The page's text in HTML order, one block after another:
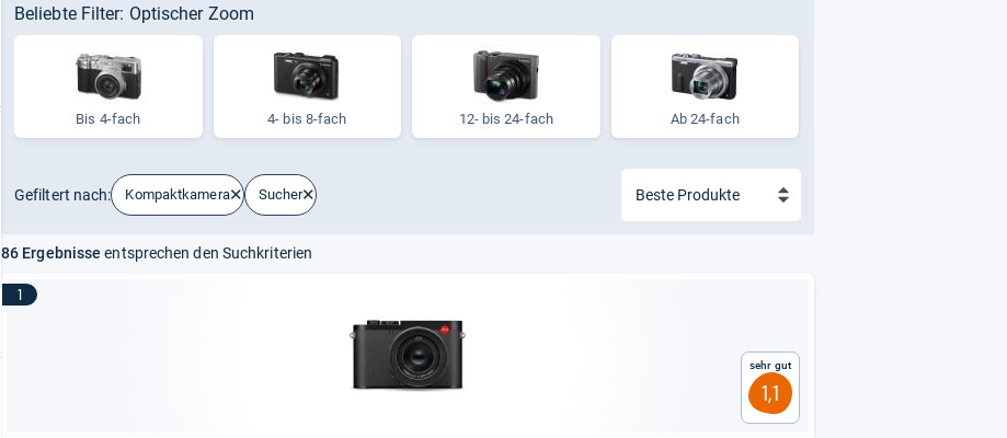
Beliebte Filter: Optischer Zoom
Bis 4-fach 4-​ bis 8-​fach 12-​ bis 24-​fach Ab 24-fach
Gefiltert nach: Kompaktkamera Sucher
86 Ergebnisse entsprechen den Suchkriterien
1
Sehr gut
1,1